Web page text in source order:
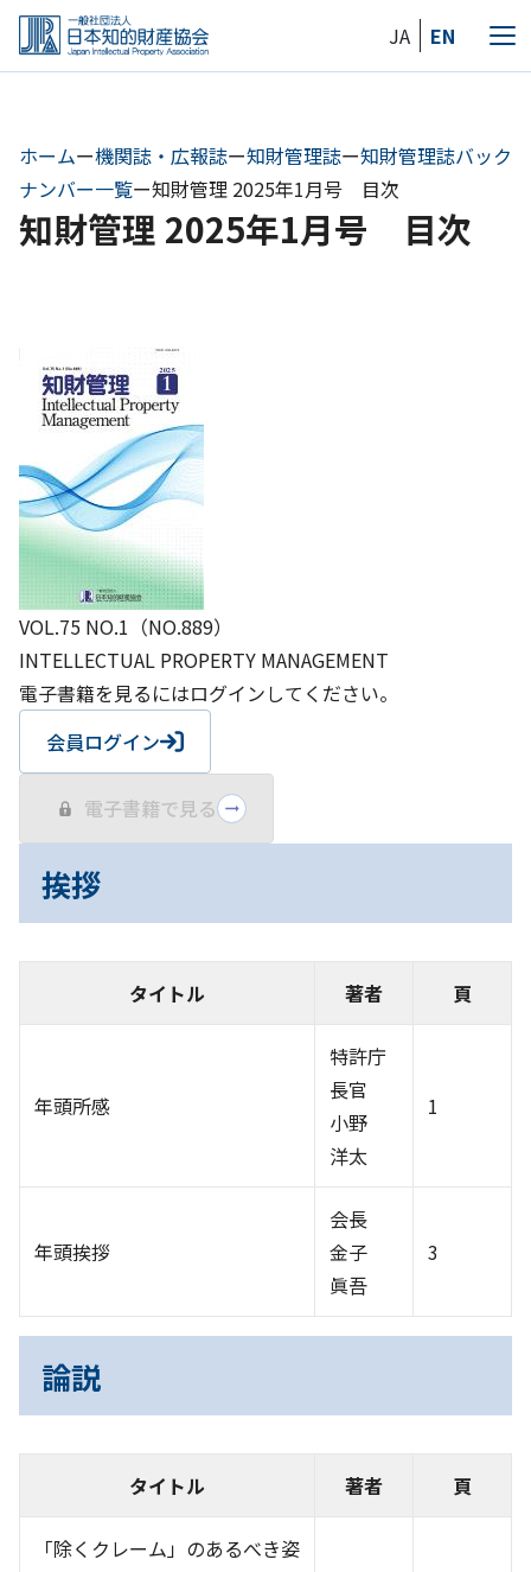
Skip
the
JA EN
メ
ー
ホームー機関誌・広報誌ー知財管理誌ー知財管理誌バック
ナンバー一覧ー知財管理 2025年1月号 目次
知財管理 2025年1月号 目次
VOL.75 NO.1（NO.889）
INTELLECTUAL PROPERTY MANAGEMENT
電子書籍を見るにはログインしてください。
会員ログイン
電子書籍で見る
挨拶
タイトル 著者 頁
年頭所感
特許庁
長官
小野
洋太
1
年頭挨拶
会長
金子
眞吾
3
論説
タイトル 著者 頁
「除くクレーム」のあるべき姿